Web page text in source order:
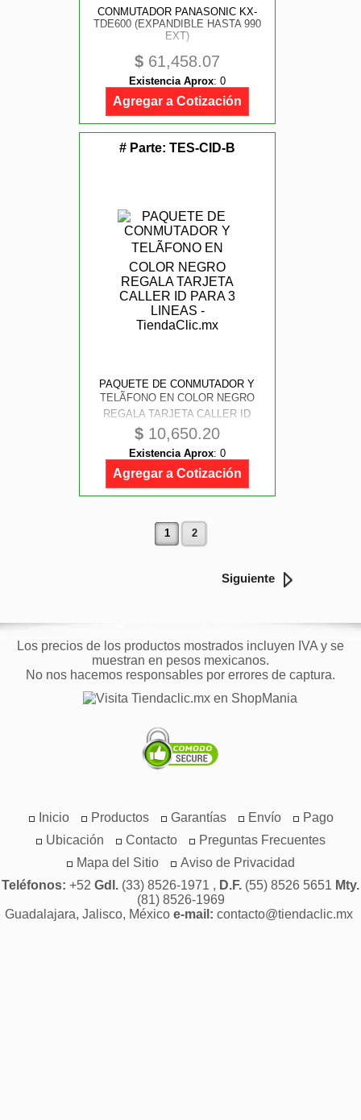
CONMUTADOR PANASONIC KX-
TDE600 (EXPANDIBLE HASTA 990
EXT)
$ 61,458.07
Existencia Aprox: 0
Agregar a Cotización
# Parte: TES-CID-B
PAQUETE DE CONMUTADOR Y
TELÃFONO EN COLOR NEGRO
REGALA TARJETA CALLER ID
PARA 3 LINEAS
$ 10,650.20
Existencia Aprox: 0
Agregar a Cotización
1 2
Siguiente
Los precios de los productos mostrados incluyen IVA y se
muestran en pesos mexicanos.
No nos hacemos responsables por errores de captura.
Inicio Productos Garantías Envío
Pago
Ubicación
Contacto
Preguntas Frecuentes
Mapa del Sitio
Aviso de Privacidad
Teléfonos: +52 Gdl. (33) 8526-1971 , D.F. (55) 8526 5651 Mty.
(81) 8526-1969
Guadalajara, Jalisco, México e-mail: contacto@tiendaclic.mx